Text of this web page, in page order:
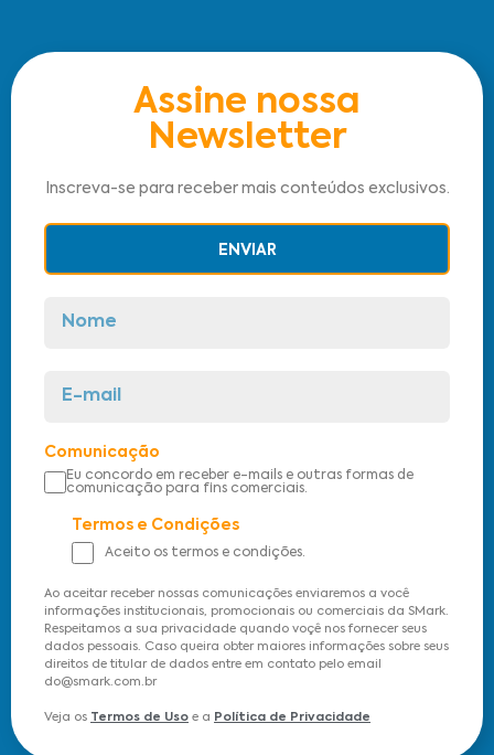
Assine nossa
Newsletter
Inscreva-se para receber mais conteúdos exclusivos.
Comunicação
Eu concordo em receber e-mails e outras formas de
comunicação para fins comerciais.
Termos e Condições
Aceito os termos e condições.
Ao aceitar receber nossas comunicações enviaremos a você
informações institucionais, promocionais ou comerciais da SMark.
Respeitamos a sua privacidade quando voçê nos fornecer seus
dados pessoais. Caso queira obter maiores informações sobre seus
direitos de titular de dados entre em contato pelo email
do@smark.com.br
Veja os Termos de Uso e a Política de Privacidade
ENVIAR